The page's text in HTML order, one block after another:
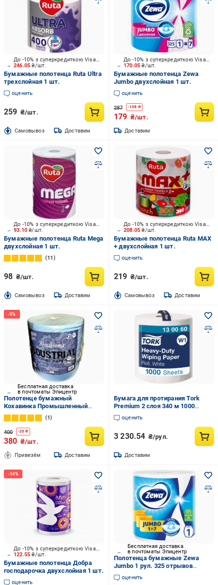
246.05₴/шт.
До -10% з суперкредиткою Visa Вигода
Бумажные полотенца Ruta Ultra
трехслойная 1 шт.
оценить
259 ₴/шт.
Cамовывоз Доставим
170.05₴/шт.
До -10% з суперкредиткою Visa Вигода
Бумажные полотенца Zewa
Jumbo двухслойная 1 шт.
оценить
287 -108 ₴
179 ₴/шт.
Доставим
93.10₴/шт.
До -10% з суперкредиткою Visa Вигода
Бумажные полотенца Ruta Mega
двухслойная 1 шт.
11
98 ₴/шт.
Cамовывоз Доставим
208.05₴/шт.
До -10% з суперкредиткою Visa Вигода
Бумажные полотенца Ruta MAX
+ двухслойная 1 шт.
оценить
219 ₴/шт.
Cамовывоз Доставим
Бесплатная доставка
в почтоматы Эпицентр
Полотенце бумажный
Кохавинка Промышленный
industrial Синий
1
400 -20 ₴
380 ₴/шт.
Привезём Доставим
Бумага для протирания Tork
Premium 2 слоя 340 м 1000
листов 34x36,9х37,5 см (130060)
оценить
3 230.54 ₴/рул.
Доставим
122.55₴/шт.
До -10% з суперкредиткою Visa Вигода
Бумажные полотенца Добра
господарочка двухслойная 1 шт.
оценить
Бесплатная доставка
в почтоматы Эпицентр
Полотенца бумажные Zewa
Jumbo 1 рул. 325 отрывов
(929536)
оценить